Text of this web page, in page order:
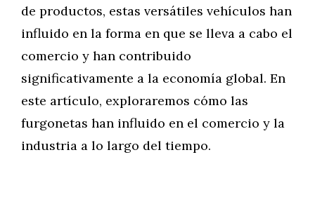
de productos, estas versátiles vehículos han
influido en la forma en que se lleva a cabo el
comercio y han contribuido
significativamente a la economía global. En
este artículo, exploraremos cómo las
furgonetas han influido en el comercio y la
industria a lo largo del tiempo.